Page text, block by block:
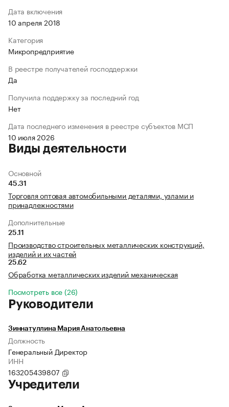
Дата включения
10 апреля 2018
Категория
Микропредприятие
В реестре получателей господдержки
Да
Получила поддержку за последний год
Нет
Дата последнего изменения в реестре субъектов МСП
10 июля 2026
Виды деятельности
Основной
45.31
Торговля оптовая автомобильными деталями, узлами и
принадлежностями
Дополнительные
25.11
Производство строительных металлических конструкций,
изделий и их частей
25.62
Обработка металлических изделий механическая
Посмотреть все (26)
Руководители
Зиннатуллина Мария Анатольевна
Должность
Генеральный Директор
ИНН
163205439807
Учредители